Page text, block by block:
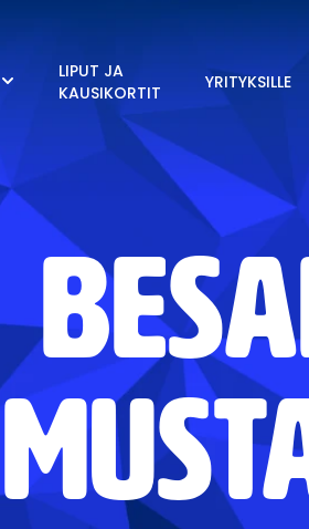
LIPUT JA
KAUSIKORTIT
YRITYKSILLE